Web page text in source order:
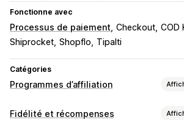
Fonctionne avec
Processus de paiement Checkout COD
Shiprocket Shopflo Tipalti
Catégories
Programmes d’affiliation
Options de commission
Fidélité et récompenses